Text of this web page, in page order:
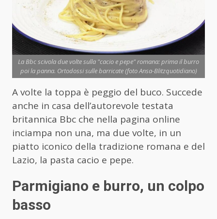
La Bbc scivola due volte sulla "cacio e pepe" romana: prima il burro
poi la panna. Ortodossi sulle barricate (foto Ansa-Blitzquotidiano)
A volte la toppa è peggio del buco. Succede
anche in casa dell’autorevole testata
britannica Bbc che nella pagina online
inciampa non una, ma due volte, in un
piatto iconico della tradizione romana e del
Lazio, la pasta cacio e pepe.
Parmigiano e burro, un colpo
basso